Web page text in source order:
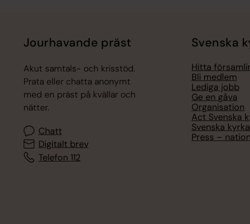
Jourhavande präst
Akut samtals- och krisstöd.
Prata eller chatta anonymt
med en präst på kvällar och
nätter.
Chatt
Digitalt brev
Telefon 112
Svenska
Hitta
Bli medlem
Lediga jobb
Ge en gåva
Organisation
Act Svenska
Svenska
Press –